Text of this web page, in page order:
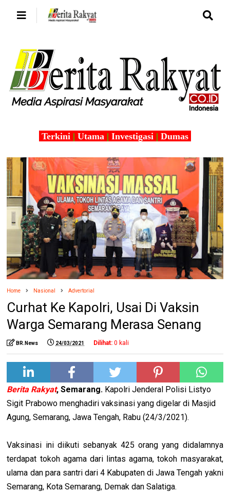
Terkini | Utama | Investigasi | Dumas
Home Nasional Advertorial
Curhat Ke Kapolri, Usai Di Vaksin
Warga Semarang Merasa Senang
BR.News 24/03/2021 Dilihat: 0 kali
Berita Rakyat, Semarang. Kapolri Jenderal Polisi Listyo
Sigit Prabowo menghadiri vaksinasi yang digelar di Masjid
Agung, Semarang, Jawa Tengah, Rabu (24/3/2021).
Vaksinasi ini diikuti sebanyak 425 orang yang didalamnya
terdapat tokoh agama dari lintas agama, tokoh masyarakat,
ulama dan para santri dari 4 Kabupaten di Jawa Tengah yakni
Semarang, Kota Semarang, Demak dan Salatiga.